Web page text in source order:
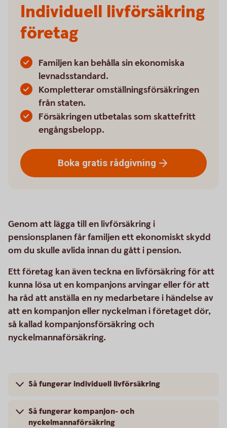
Individuell livförsäkring
företag
Familjen kan behålla sin ekonomiska
levnadsstandard.
Kompletterar omställningsförsäkringen
från staten.
Försäkringen utbetalas som skattefritt
engångsbelopp.
Boka gratis rådgivning
Genom att lägga till en livförsäkring i
pensionsplanen får familjen ett ekonomiskt skydd
om du skulle avlida innan du gått i pension.
Ett företag kan även teckna en livförsäkring för att
kunna lösa ut en kompanjons arvingar eller för att
ha råd att anställa en ny medarbetare i händelse av
att en kompanjon eller nyckelman i företaget dör,
så kallad kompanjonsförsäkring och
nyckelmannaförsäkring.
Så fungerar individuell livförsäkring
Så fungerar kompanjon- och
nyckelmannaförsäkring